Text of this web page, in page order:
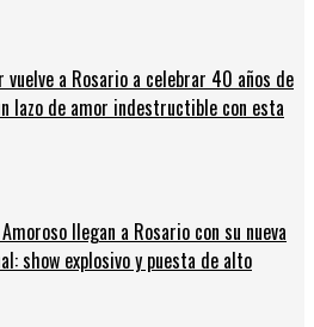
vuelve a Rosario a celebrar 40 años de
lazo de amor indestructible con esta
Amoroso llegan a Rosario con su nueva
show explosivo y puesta de alto